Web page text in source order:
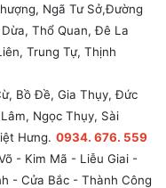
Ngã Tư Sở,Đường
Thổ Quan, Đê La
Trung Tự, Thịnh
Bồ Đề, Gia Thụy, Đức
Ngọc Thụy, Sài
Hưng. 0934. 676. 559
- Kim Mã - Liễu Giai -
- Cửa Bắc - Thành Công